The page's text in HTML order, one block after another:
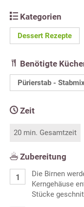
Kategorien
Dessert Rezepte
Benötigte
Pürierstab -
Zeit
20 min. Gesamtzeit
Zubereitung
Die Birnen
Kerngehäuse
Stücke